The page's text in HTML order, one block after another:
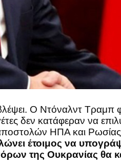
Ο Ντόναλντ Τραμπ
δεν κατάφεραν να
ΗΠΑ και
έτοιμος να
της Ουκρανίας θα